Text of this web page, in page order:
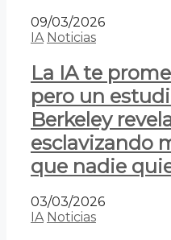
09/03/2026
IA Noticias
La IA te
pero un
Berkeley
esclavizando
que nadie
03/03/2026
IA Noticias